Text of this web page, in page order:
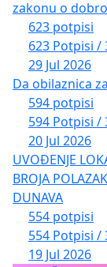
zakonu o
623 potpisi
623 Potpisi /
29 Jul 2026
Da obilaznica
594 potpisi
594 Potpisi /
20 Jul 2026
UVOĐENJE
BROJA
DUNAVA
554 potpisi
554 Potpisi /
19 Jul 2026